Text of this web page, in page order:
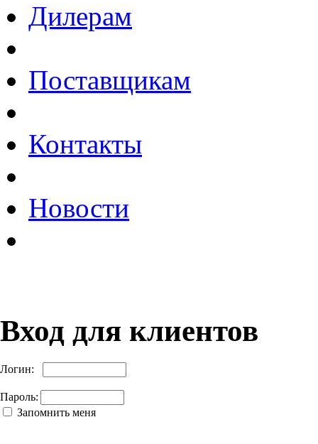
Дилерам
Поставщикам
Контакты
Новости
Вход для клиентов
Логин:
Пароль:
Запомнить меня